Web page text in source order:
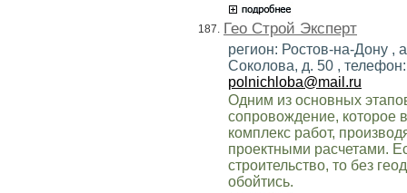
187. Гео Строй Эксперт
регион: Ростов-на-Дону ,
Соколова, д. 50 ,
polnichloba@mail.ru
Одним из основных
сопровождение, которое
комплекс работ,
проектными расчетами.
строительство, то без
обойтись.